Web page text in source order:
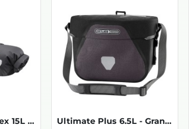
Handlebar-Pack Flex 15L - Black/Matt Ultimate Plus 6.5L - Granite/Black